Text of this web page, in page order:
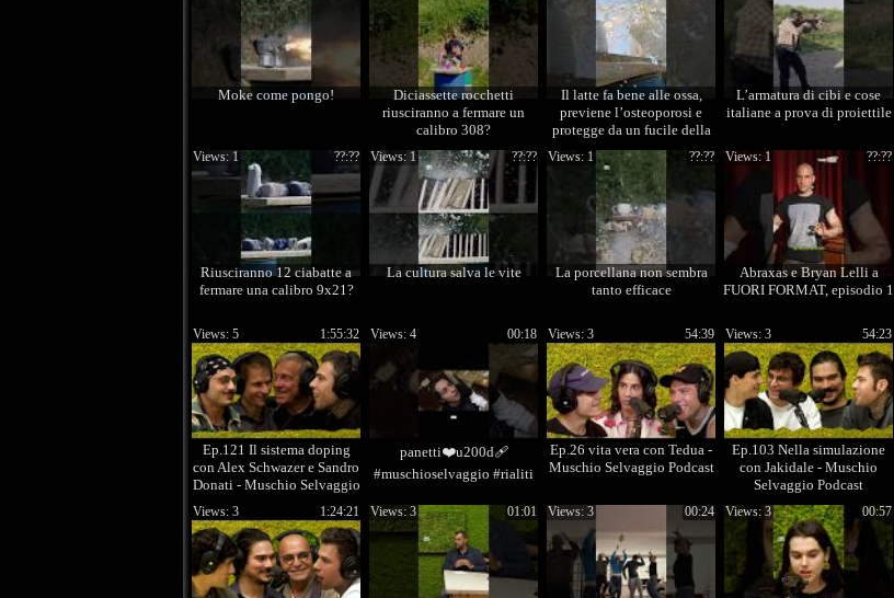
Moke come pongo!
Diciassette rocchetti
riusciranno a fermare un
calibro 308?
Il latte fa bene alle ossa,
previene l’osteoporosi e
protegge da un fucile della
Guerra Mondiale
L’armatura di cibi e cose
italiane a prova di proiettile
Riusciranno 12 ciabatte a
fermare una calibro 9x21?
??:??
Views: 1
La cultura salva le vite
??:??
Views: 1
La porcellana non sembra
tanto efficace
??:??
Views: 1
Abraxas e Bryan Lelli a
FUORI FORMAT, episodio 1
??:??
Views: 1
Ep.121 Il sistema doping
con Alex Schwazer e Sandro
Donati - Muschio Selvaggio
1:55:32
Views: 5
panetti❤️u200d🩹
#muschioselvaggio #rialiti
00:18
Views: 4
Ep.26 vita vera con Tedua -
Muschio Selvaggio Podcast
54:39
Views: 3
Ep.103 Nella simulazione
con Jakidale - Muschio
Selvaggio Podcast
54:23
Views: 3
1:24:21
Views: 3 01:01
Views: 3 00:24
Views: 3 00:57
Views: 3